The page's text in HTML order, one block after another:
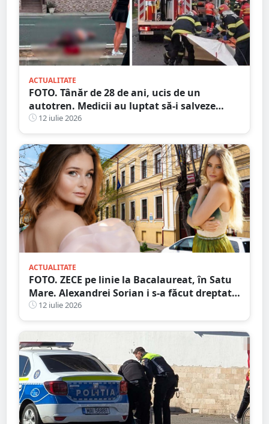
ACTUALITATE
FOTO. Tânăr de 28 de ani, ucis de un
autotren. Medicii au luptat să-i salveze
viața, dar fără succes, în județul vecin
12 iulie 2026
ACTUALITATE
FOTO. ZECE pe linie la Bacalaureat, în Satu
Mare. Alexandrei Sorian i s-a făcut dreptate
după contestații
12 iulie 2026